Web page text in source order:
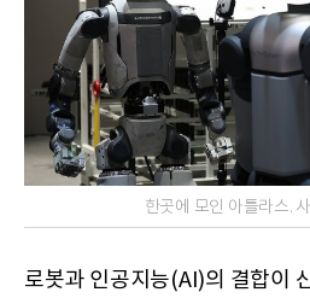
한곳에 모인 아틀라스.
로봇과 인공지능(AI)의 결합이